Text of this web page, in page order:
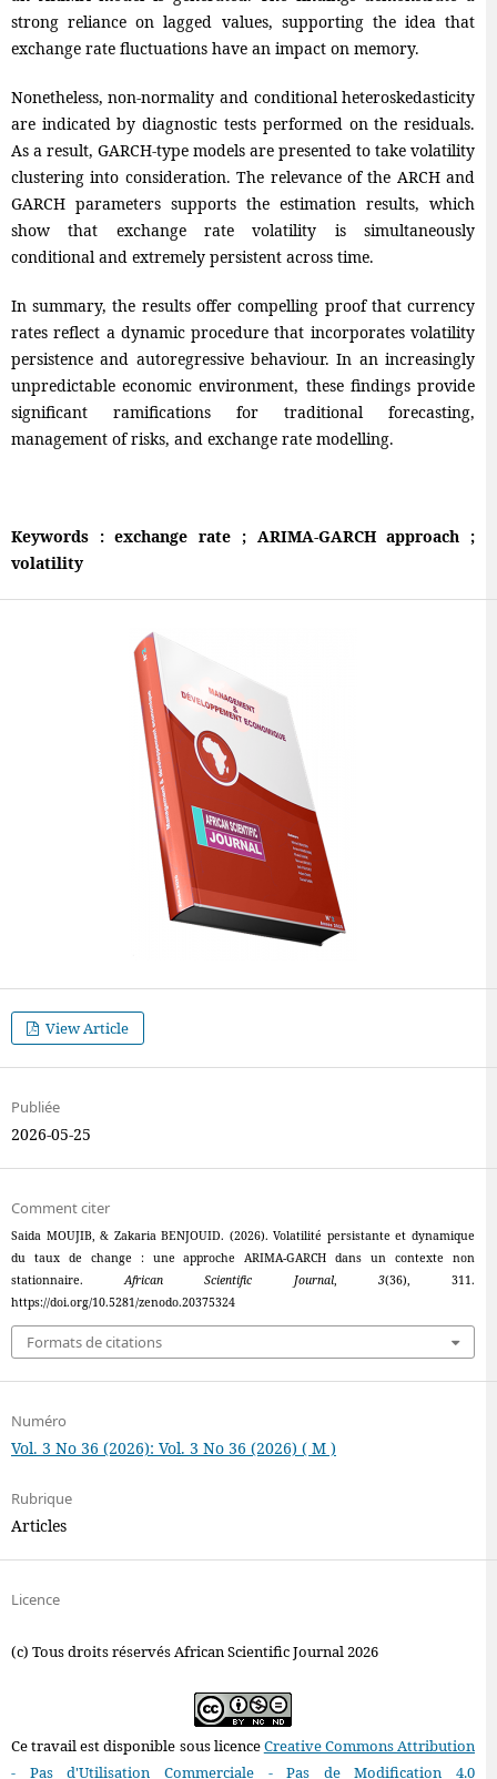
strong reliance on lagged values, supporting the idea that
exchange rate fluctuations have an impact on memory.
Nonetheless, non-normality and conditional heteroskedasticity
are indicated by diagnostic tests performed on the residuals.
As a result, GARCH-type models are presented to take volatility
clustering into consideration. The relevance of the ARCH and
GARCH parameters supports the estimation results, which
show that exchange rate volatility is simultaneously
conditional and extremely persistent across time.
In summary, the results offer compelling proof that currency
rates reflect a dynamic procedure that incorporates volatility
persistence and autoregressive behaviour. In an increasingly
unpredictable economic environment, these findings provide
significant ramifications for traditional forecasting,
management of risks, and exchange rate modelling.
Keywords : exchange rate ; ARIMA-GARCH approach ;
volatility
View Article
Publiée
2026-05-25
Comment citer
Saida MOUJIB, & Zakaria BENJOUID. (2026). Volatilité persistante et dynamique
du taux de change : une approche ARIMA-GARCH dans un contexte non
stationnaire.African Scientific Journal, 3(36), 311.
https://doi.org/10.5281/zenodo.20375324
Formats de citations
Numéro
Vol. 3 No 36 (2026): Vol. 3 No 36 (2026) ( M )
Rubrique
Articles
Licence
(c) Tous droits réservés African Scientific Journal 2026
Ce travail est disponible sous licenceCreative Commons Attribution
- Pas d'Utilisation Commerciale - Pas de Modification 4.0